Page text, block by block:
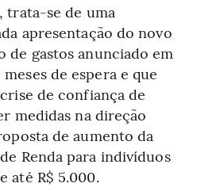
trata-se de uma
apresentação do novo
de gastos anunciado em
de espera e que
de confiança de
medidas na direção
de aumento da
Renda para indivíduos
até R$ 5.000.